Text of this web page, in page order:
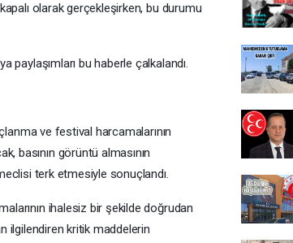
olarak gerçekleşirken, bu durumu
paylaşımları bu haberle çalkalandı.
ve festival harcamalarının
basının görüntü almasının
terk etmesiyle sonuçlandı.
ihalesiz bir şekilde doğrudan
ilgilendiren kritik maddelerin